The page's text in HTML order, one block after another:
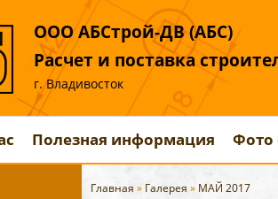
ООО АБСтрой-ДВ (АБС)
Расчет и поставка
г. Владивосток
Полезная информация Фото
Главная » Галерея » МАЙ 2017